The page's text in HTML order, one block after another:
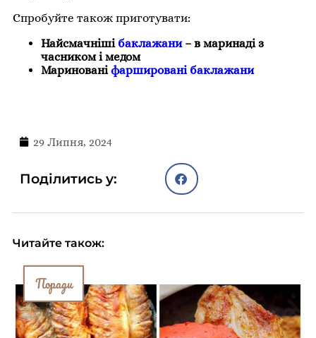
Спробуйте також приготувати:
Найсмачніші баклажани– в маринаді з
часником і медом
Мариновані фаршировані баклажани
29 Липня, 2024
Поділитись у:
Читайте також:
Поради